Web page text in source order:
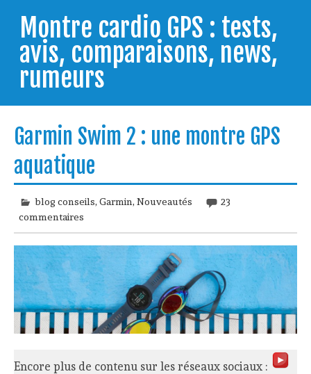
contentMontre cardio GPS : tests,
avis, comparaisons, news,
rumeurs
trouver celle qui répondra à vos besoins et
comprendre comment bien l'utiliser.
Garmin Swim 2 : une montre GPS
aquatique
blog conseils,Garmin,Nouveautés
23
commentaires
Encore plus de contenu sur les réseaux sociaux :